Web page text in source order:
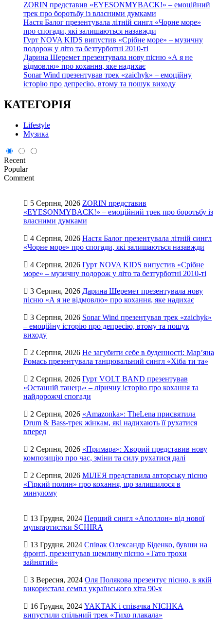
ZORIN представив «EYESONMYBACK!» – емоційний
трек про боротьбу із власними думками
Настя Балог презентувала літній сингл «Чорне море»
про спогади, які залишаються назавжди
Гурт NOVA KIDS випустив «Срібне море» – музичну
подорож у літо та безтурботні 2010-ті
Дарина Шеремет презентувала нову пісню «А я не
відмовлю» про кохання, яке надихає
Sonar Wind презентував трек «zaichyk» – емоційну
історію про депресію, втому та пошук виходу
КАТЕГОРІЯ
Lifestyle
Музика
Recent
Popular
Comment
5 Серпня, 2026 ZORIN представив
«EYESONMYBACK!» – емоційний трек про боротьбу із
власними думками
4 Серпня, 2026 Настя Балог презентувала літній сингл
«Чорне море» про спогади, які залишаються назавжди
4 Серпня, 2026 Гурт NOVA KIDS випустив «Срібне
море» – музичну подорож у літо та безтурботні 2010-ті
3 Серпня, 2026 Дарина Шеремет презентувала нову
пісню «А я не відмовлю» про кохання, яке надихає
3 Серпня, 2026 Sonar Wind презентував трек «zaichyk»
– емоційну історію про депресію, втому та пошук
виходу
2 Серпня, 2026 Не загубити себе в буденності: Мар’яна
Ромась презентувала танцювальний сингл «Хіба ти та»
2 Серпня, 2026 Гурт VOLT BAND презентував
«Останній танець» – ліричну історію про кохання та
найдорожчі спогади
2 Серпня, 2026 «Amazonka»: TheLena присвятила
Drum & Bass-трек жінкам, які надихають її рухатися
вперед
2 Серпня, 2026 «Примара»: Хворий представив нову
композицію про час, зміни та силу рухатися далі
2 Серпня, 2026 МІЛЕЯ представила авторську пісню
«Гіркий полин» про кохання, що залишилося в
минулому
13 Грудня, 2024 Перший сингл «Аполлон» від нової
мультартистки SCHIRA
13 Грудня, 2024 Співак Олександр Біденко, бувши на
фронті, презентував щемливу пісню «Тато трохи
зайнятий»
3 Вересня, 2024 Оля Полякова презентує пісню, в якій
використала семпл українського хіта 90-х
16 Грудня, 2024 YAKTAK і співачка NICHKA
випустили спільний трек «Тихо плакала»